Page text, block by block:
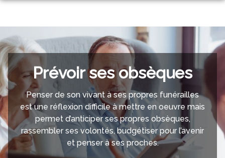
Aller
contenu
ORGANISER DES OBSÈQUES
PRÉVOIR SES OBSÈQUES
MONUMENTS FUNÉRAIRES
SERVICES AUX FAMILLES
NOS AGENCES
ANAFLEURS
AU COIN FLEURI
ESPACES HOMMAGES
Prévoir ses obsèques
Penser de son vivant à ses propres funérailles
est une réflexion difficile à mettre en oeuvre mais
permet d’anticiper ses propres obsèques,
rassembler ses volontés, budgétiser pour l’avenir
et penser à ses proches.